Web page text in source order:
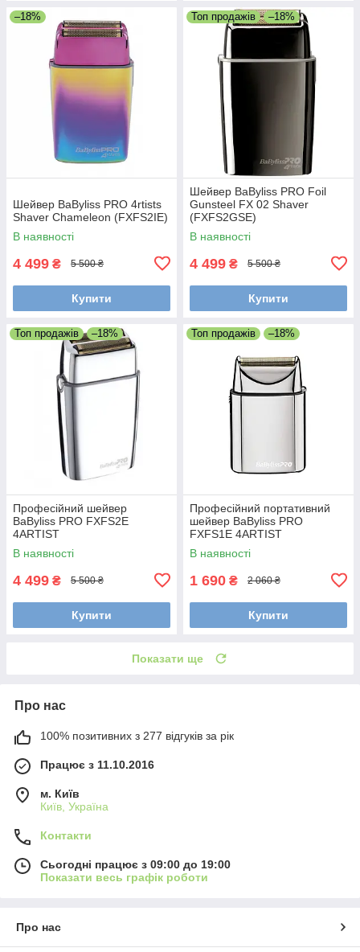
–18%
Шейвер BaByliss PRO 4rtists
Shaver Chameleon (FXFS2IE)
В наявності
4 499 ₴ 5 500 ₴
Купити
Топ продажів –18%
Шейвер BaByliss PRO Foil
Gunsteel FX 02 Shaver
(FXFS2GSE)
В наявності
4 499 ₴ 5 500 ₴
Купити
Топ продажів –18%
Професійний шейвер
BaByliss PRO FXFS2E
4ARTIST
В наявності
4 499 ₴ 5 500 ₴
Купити
Топ продажів –18%
Професійний портативний
шейвер BaByliss PRO
FXFS1E 4ARTIST
В наявності
1 690 ₴ 2 060 ₴
Купити
Показати ще
Про нас
100% позитивних з 277 відгуків за рік
Працює з 11.10.2016
м. Київ
Київ, Україна
Контакти
Сьогодні працює з 09:00 до 19:00
Показати весь графік роботи
Про нас